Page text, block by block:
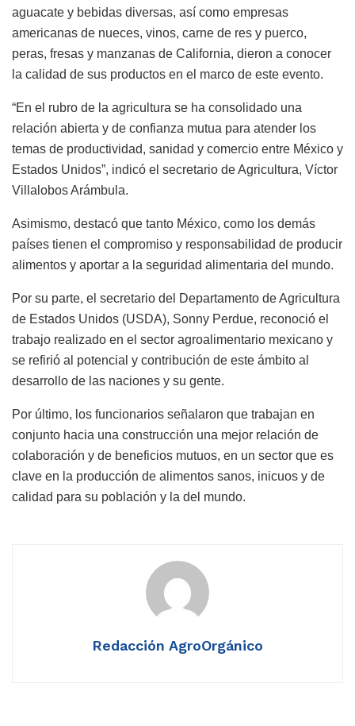
aguacate y bebidas diversas, así como empresas
americanas de nueces, vinos, carne de res y puerco,
peras, fresas y manzanas de California, dieron a conocer
la calidad de sus productos en el marco de este evento.
“En el rubro de la agricultura se ha consolidado una
relación abierta y de confianza mutua para atender los
temas de productividad, sanidad y comercio entre México y
Estados Unidos”, indicó el secretario de Agricultura, Víctor
Villalobos Arámbula.
Asimismo, destacó que tanto México, como los demás
países tienen el compromiso y responsabilidad de producir
alimentos y aportar a la seguridad alimentaria del mundo.
Por su parte, el secretario del Departamento de Agricultura
de Estados Unidos (USDA), Sonny Perdue, reconoció el
trabajo realizado en el sector agroalimentario mexicano y
se refirió al potencial y contribución de este ámbito al
desarrollo de las naciones y su gente.
Por último, los funcionarios señalaron que trabajan en
conjunto hacia una construcción una mejor relación de
colaboración y de beneficios mutuos, en un sector que es
clave en la producción de alimentos sanos, inicuos y de
calidad para su población y la del mundo.
Redacción AgroOrgánico